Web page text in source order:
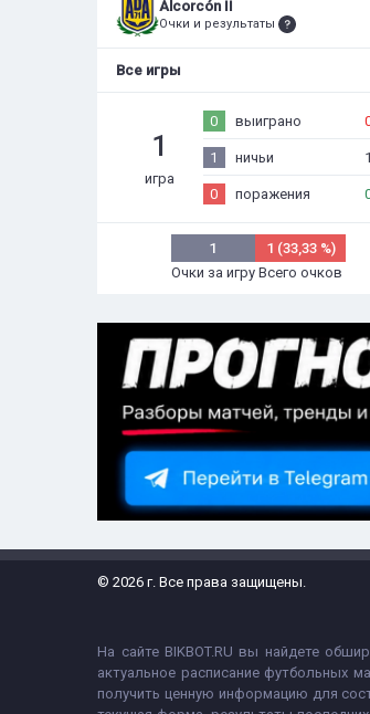
Alcorcón II
Очки и результаты
Все игры
1
игра
0 выиграно
1 ничьи
0 поражения
1
Очки за игру
1 (33,33 %)
Всего очков
© 2026 г. Все права защищены.
На сайте BIKBOT.RU вы найдете
актуальное расписание футбольных
получить ценную информацию для